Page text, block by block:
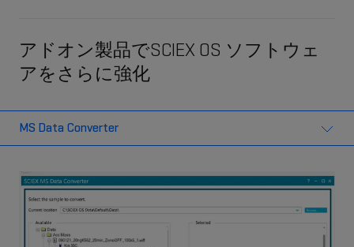
アドオン製品でSCIEX OS ソフトウェ
アをさらに強化
MS Data Converter